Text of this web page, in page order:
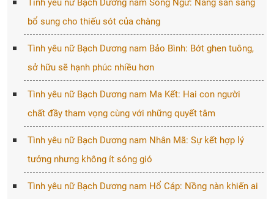
Tình yêu nữ Bạch Dương nam Song Ngư: Nàng sẵn sàng
bổ sung cho thiếu sót của chàng
Tình yêu nữ Bạch Dương nam Bảo Bình: Bớt ghen tuông,
sở hữu sẽ hạnh phúc nhiều hơn
Tình yêu nữ Bạch Dương nam Ma Kết: Hai con người
chất đầy tham vọng cùng với những quyết tâm
Tình yêu nữ Bạch Dương nam Nhân Mã: Sự kết hợp lý
tưởng nhưng không ít sóng gió
Tình yêu nữ Bạch Dương nam Hổ Cáp: Nồng nàn khiến ai